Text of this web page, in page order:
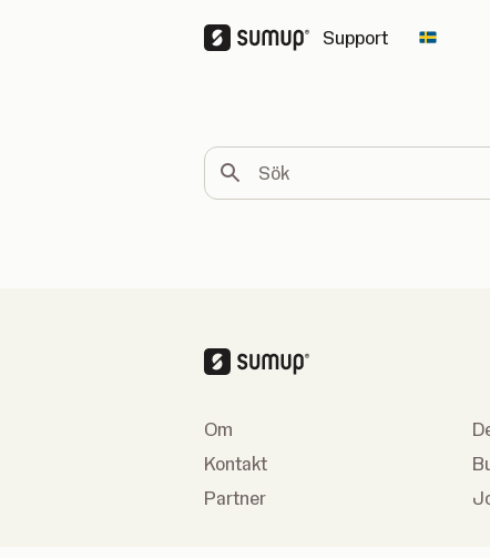
Support
Sök
Om
Kontakt
Partner